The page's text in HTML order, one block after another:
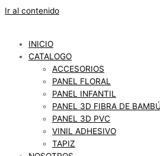
Ir al contenido
INICIO
CATALOGO
ACCESORIOS
PANEL FLORAL
PANEL INFANTIL
PANEL 3D FIBRA DE BAMBÚ
PANEL 3D PVC
VINIL ADHESIVO
TAPIZ